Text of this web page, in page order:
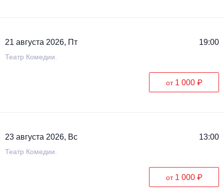
21 августа 2026, Пт 19:00
Театр Комедии.
от 1 000 ₽
23 августа 2026, Вс 13:00
Театр Комедии.
от 1 000 ₽